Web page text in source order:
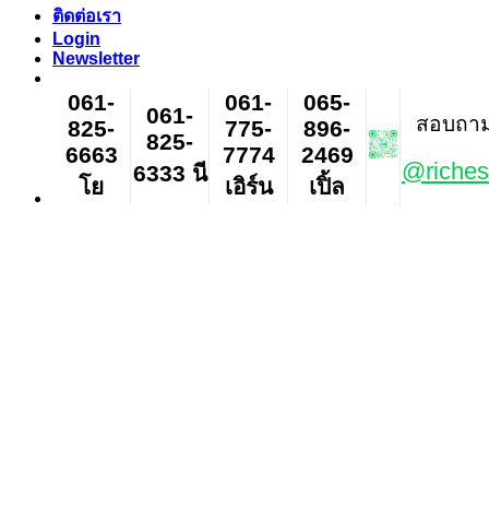
ติดต่อเรา
Login
Newsletter
061-
825-
6663
โย
061-
825-
6333 นี
061-
775-
7774
เอิร์น
065-
896-
2469
เปิ้ล
สอบถา